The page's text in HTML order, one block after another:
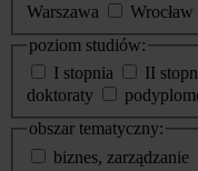
Warszawa
Wrocław
poziom studiów:
I stopnia
II
doktoraty
obszar tematyczny:
biznes, zarządzanie